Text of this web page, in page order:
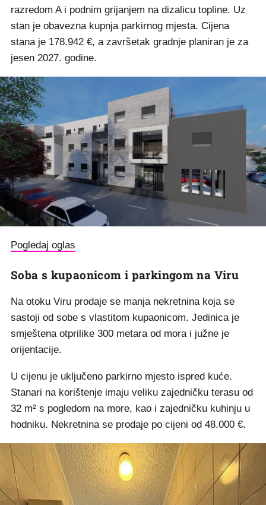
razredom A i podnim grijanjem na dizalicu topline. Uz
stan je obavezna kupnja parkirnog mjesta. Cijena
stana je 178.942 €, a završetak gradnje planiran je za
jesen 2027. godine.
Pogledaj oglas
Soba s kupaonicom i parkingom na Viru
Na otoku Viru prodaje se manja nekretnina koja se
sastoji od sobe s vlastitom kupaonicom. Jedinica je
smještena otprilike 300 metara od mora i južne je
orijentacije.
U cijenu je uključeno parkirno mjesto ispred kuće.
Stanari na korištenje imaju veliku zajedničku terasu od
32 m² s pogledom na more, kao i zajedničku kuhinju u
hodniku. Nekretnina se prodaje po cijeni od 48.000 €.